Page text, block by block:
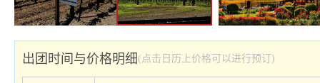
出团时间与价格明细(点击日历上价格可以进行预订)